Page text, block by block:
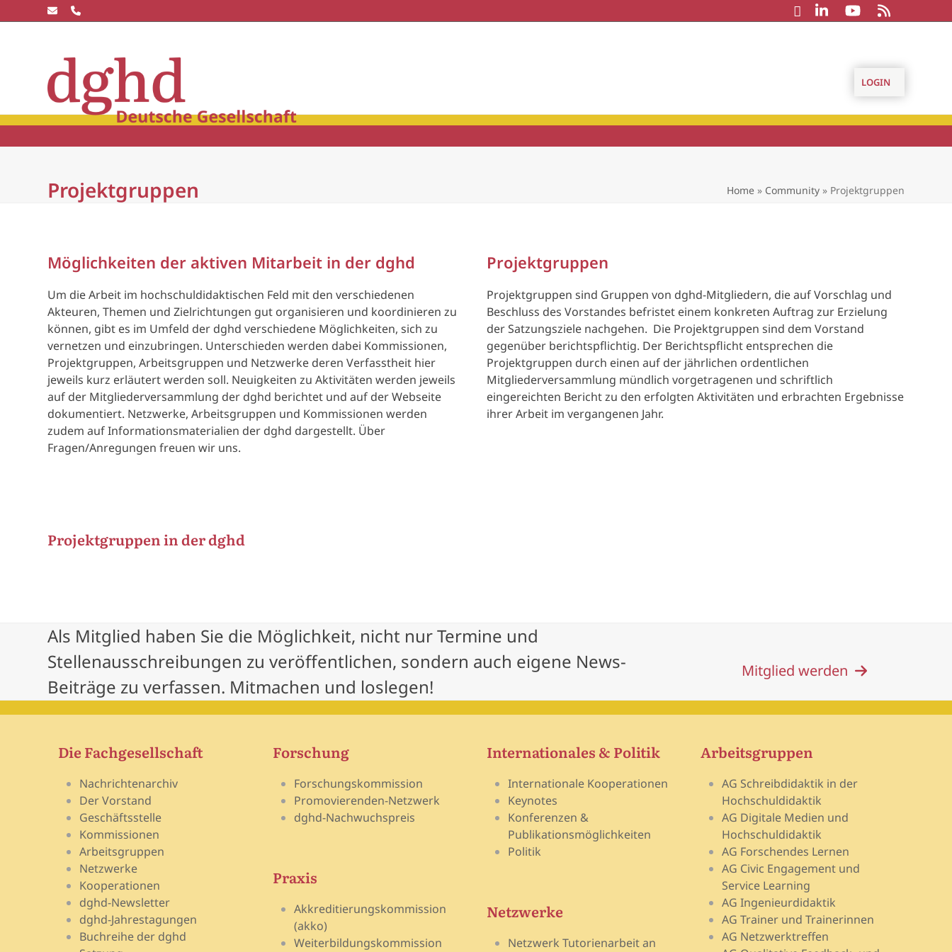
to
LOGIN
Projektgruppen Home» Community» Projektgruppen
Möglichkeiten der aktiven Mitarbeit in der dghd
Um die Arbeit im hochschuldidaktischen Feld mit den verschiedenen
Akteuren, Themen und Zielrichtungen gut organisieren und koordinieren zu
können, gibt es im Umfeld der dghd verschiedene Möglichkeiten, sich zu
vernetzen und einzubringen. Unterschieden werden dabei Kommissionen,
Projektgruppen, Arbeitsgruppen und Netzwerke deren Verfasstheit hier
jeweils kurz erläutert werden soll. Neuigkeiten zu Aktivitäten werden jeweils
auf der Mitgliederversammlung der dghd berichtet und auf der Webseite
dokumentiert. Netzwerke, Arbeitsgruppen und Kommissionen werden
zudem auf Informationsmaterialien der dghd dargestellt. Über
Fragen/Anregungen freuen wir uns.
Projektgruppen
Projektgruppen sind Gruppen von dghd-Mitgliedern, die auf Vorschlag und
Beschluss des Vorstandes befristet einem konkreten Auftrag zur Erzielung
der Satzungsziele nachgehen. Die Projektgruppen sind dem Vorstand
gegenüber berichtspflichtig. Der Berichtspflicht entsprechen die
Projektgruppen durch einen auf der jährlichen ordentlichen
Mitgliederversammlung mündlich vorgetragenen und schriftlich
eingereichten Bericht zu den erfolgten Aktivitäten und erbrachten Ergebnisse
ihrer Arbeit im vergangenen Jahr.
Projektgruppen in der dghd
Als Mitglied haben Sie die Möglichkeit, nicht nur Termine und
Stellenausschreibungen zu veröffentlichen, sondern auch eigene News-
Beiträge zu verfassen. Mitmachen und loslegen!
Mitglied werden
Die Fachgesellschaft
Nachrichtenarchiv
Der Vorstand
Geschäftsstelle
Kommissionen
Arbeitsgruppen
Netzwerke
Kooperationen
dghd-Newsletter
dghd-Jahrestagungen
Buchreihe der dghd
Forschung
Forschungskommission
Promovierenden-Netzwerk
dghd-Nachwuchspreis
Praxis
Akkreditierungskommission
(akko)
Weiterbildungskommission
Internationales & Politik
Internationale Kooperationen
Keynotes
Konferenzen &
Publikationsmöglichkeiten
Politik
Netzwerke
Netzwerk Tutorienarbeit an
Arbeitsgruppen
AG Schreibdidaktik in der
Hochschuldidaktik
AG Digitale Medien und
Hochschuldidaktik
AG Forschendes Lernen
AG Civic Engagement und
Service Learning
AG Ingenieurdidaktik
AG Trainer und Trainerinnen
AG Netzwerktreffen